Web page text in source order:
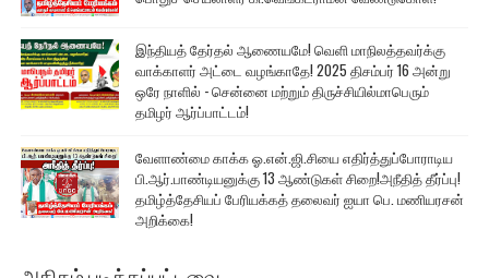
இந்தியத் தேர்தல் ஆணையமே! வெளி மாநிலத்தவர்க்கு
வாக்காளர் அட்டை வழங்காதே! 2025 திசம்பர் 16 அன்று
ஒரே நாளில் - சென்னை மற்றும் திருச்சியில்மாபெரும்
தமிழர் ஆர்ப்பாட்டம்!
வேளாண்மை காக்க ஓ.என்.ஜி.சியை எதிர்த்துப்போராடிய
பி.ஆர்.பாண்டியனுக்கு 13 ஆண்டுகள் சிறை!அநீதித் தீர்ப்பு!
தமிழ்த்தேசியப் பேரியக்கத் தலைவர் ஐயா பெ. மணியரசன்
அறிக்கை!